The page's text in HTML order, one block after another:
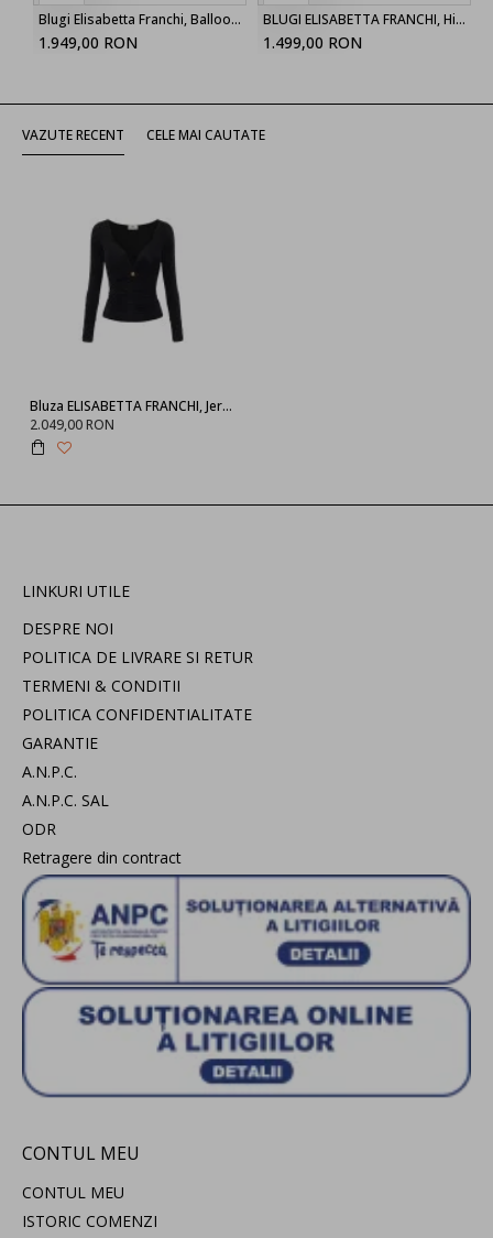
Blugi Elisabetta Franchi, Balloon jeans, Blue
1.949,00 RON
BLUGI ELISABETTA FRANCHI, High Waist, logo-button trousers, Alb
1.499,00 RON
VAZUTE RECENT CELE MAI CAUTATE
Bluza ELISABETTA FRANCHI, Jersey top with gold button
2.049,00 RON
LINKURI UTILE
DESPRE NOI
POLITICA DE LIVRARE SI RETUR
TERMENI & CONDITII
POLITICA CONFIDENTIALITATE
GARANTIE
A.N.P.C.
A.N.P.C. SAL
ODR
Retragere din contract
CONTUL MEU
CONTUL MEU
ISTORIC COMENZI